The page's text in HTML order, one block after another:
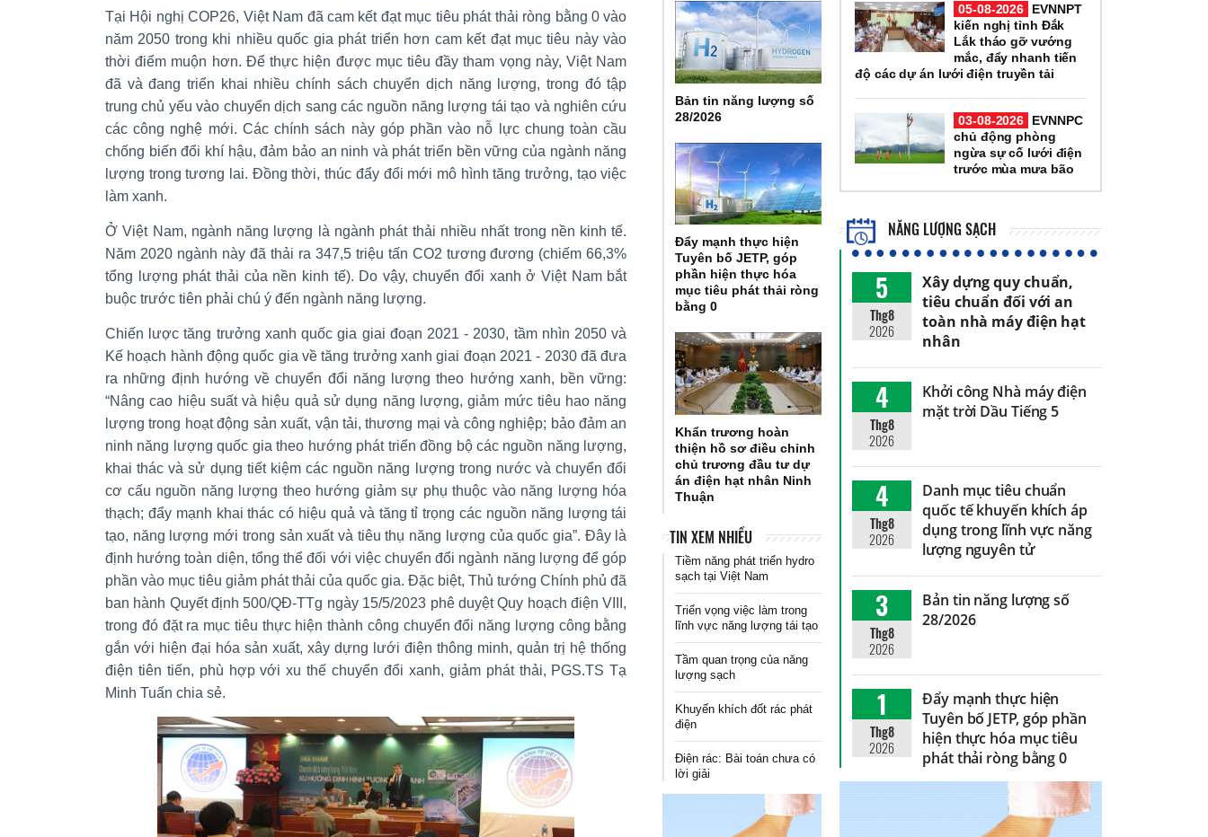
Tại Hội nghị COP26, Việt Nam đã cam kết đạt mục tiêu phát thải ròng bằng 0 vào
năm 2050 trong khi nhiều quốc gia phát triển hơn cam kết đạt mục tiêu này vào
thời điểm muộn hơn. Để thực hiện được mục tiêu đầy tham vọng này, Việt Nam
đã và đang triển khai nhiều chính sách chuyển dịch năng lượng, trong đó tập
trung chủ yếu vào chuyển dịch sang các nguồn năng lượng tái tạo và nghiên cứu
các công nghệ mới. Các chính sách này góp phần vào nỗ lực chung toàn cầu
chống biến đổi khí hậu, đảm bảo an ninh và phát triển bền vững của ngành năng
lượng trong tương lai. Đồng thời, thúc đẩy đổi mới mô hình tăng trưởng, tạo việc
làm xanh.
Ở Việt Nam, ngành năng lượng là ngành phát thải nhiều nhất trong nền kinh tế.
Năm 2020 ngành này đã thải ra 347,5 triệu tấn CO2 tương đương (chiếm 66,3%
tổng lượng phát thải của nền kinh tế). Do vậy, chuyển đổi xanh ở Việt Nam bắt
buộc trước tiên phải chú ý đến ngành năng lượng.
Chiến lược tăng trưởng xanh quốc gia giai đoạn 2021 - 2030, tầm nhìn 2050 và
Kế hoạch hành động quốc gia về tăng trưởng xanh giai đoạn 2021 - 2030 đã đưa
ra những định hướng về chuyển đổi năng lượng theo hướng xanh, bền vững:
“Nâng cao hiệu suất và hiệu quả sử dụng năng lượng, giảm mức tiêu hao năng
lượng trong hoạt động sản xuất, vận tải, thương mại và công nghiệp; bảo đảm an
ninh năng lượng quốc gia theo hướng phát triển đồng bộ các nguồn năng lượng,
khai thác và sử dụng tiết kiệm các nguồn năng lượng trong nước và chuyển đổi
cơ cấu nguồn năng lượng theo hướng giảm sự phụ thuộc vào năng lượng hóa
thạch; đẩy mạnh khai thác có hiệu quả và tăng tỉ trọng các nguồn năng lượng tái
tạo, năng lượng mới trong sản xuất và tiêu thụ năng lượng của quốc gia”. Đây là
định hướng toàn diện, tổng thể đối với việc chuyển đổi ngành năng lượng để góp
phần vào mục tiêu giảm phát thải của quốc gia. Đặc biệt, Thủ tướng Chính phủ đã
ban hành Quyết định 500/QĐ-TTg ngày 15/5/2023 phê duyệt Quy hoạch điện VIII,
trong đó đặt ra mục tiêu thực hiện thành công chuyển đổi năng lượng công bằng
gắn với hiện đại hóa sản xuất, xây dựng lưới điện thông minh, quản trị hệ thống
điện tiên tiến, phù hợp với xu thế chuyển đổi xanh, giảm phát thải, PGS.TS Tạ
Minh Tuấn chia sẻ.
Bản tin năng lượng số
28/2026
Đẩy mạnh thực hiện
Tuyên bố JETP, góp
phần hiện thực hóa
mục tiêu phát thải ròng
bằng 0
Khẩn trương hoàn
thiện hồ sơ điều chỉnh
chủ trương đầu tư dự
án điện hạt nhân Ninh
Thuận
TIN XEM NHIỀU
Tiềm năng phát triển hydro
sạch tại Việt Nam
Triển vọng việc làm trong
lĩnh vực năng lượng tái tạo
Tầm quan trọng của năng
lượng sạch
Khuyến khích đốt rác phát
điện
Điện rác: Bài toán chưa có
lời giải
05-08-2026
EVNNPT
kiến nghị tỉnh Đắk
Lắk tháo gỡ vướng
mắc, đẩy nhanh tiến
độ các dự án lưới điện truyền tải
03-08-2026
EVNNPC
chủ động phòng
ngừa sự cố lưới điện
trước mùa mưa bão
NĂNG LƯỢNG SẠCH
5
Thg8
2026
Xây dựng quy chuẩn,
tiêu chuẩn đối với an
toàn nhà máy điện hạt
nhân
4
Thg8
2026
Khởi công Nhà máy điện
mặt trời Dầu Tiếng 5
4
Thg8
2026
Danh mục tiêu chuẩn
quốc tế khuyến khích áp
dụng trong lĩnh vực năng
lượng nguyên tử
3
Thg8
2026
Bản tin năng lượng số
28/2026
1
Thg8
2026
Đẩy mạnh thực hiện
Tuyên bố JETP, góp phần
hiện thực hóa mục tiêu
phát thải ròng bằng 0